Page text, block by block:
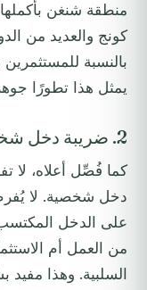
منطقة شنغن
كونج والعديد من
بالنسبة
يمثل هذا تطورًا
2. ضريبة دخل شخصية صفرية على الدخل العالمي
كما فُصِّل أعلاه،
دخل شخصية. لا
على الدخل
من العمل أم
السلبية. وهذا